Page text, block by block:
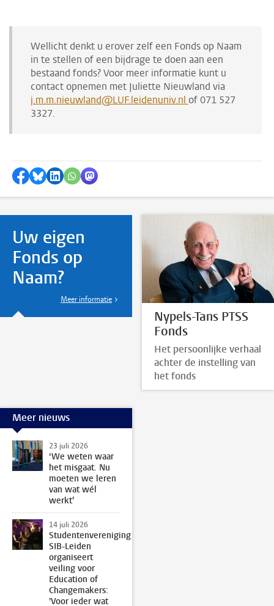
Wellicht denkt u erover zelf een Fonds op Naam
in te stellen of een bijdrage te doen aan een
bestaand fonds? Voor meer informatie kunt u
contact opnemen met Juliette Nieuwland via
j.m.m.nieuwland@LUF.leidenuniv.nl of 071 527
3327.
Delen op Facebook
Delen via Bluesky
Delen op LinkedIn
Delen via WhatsApp
Delen via Mastodon
Uw eigen
Fonds op
Naam?
Meer informatie
Nypels-Tans PTSS
Fonds
Het persoonlijke verhaal
achter de instelling van
het fonds
Meer nieuws
23 juli 2026
‘We weten waar
het misgaat. Nu
moeten we leren
van wat wél
werkt’
14 juli 2026
Studentenvereniging
SIB-Leiden
organiseert
veiling voor
Education of
Changemakers:
'Voor ieder wat